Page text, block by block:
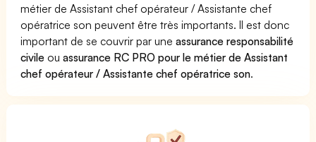
métier de Assistant chef opérateur / Assistante chef
opératrice son peuvent être très importants. Il est donc
important de se couvrir par uneassurance responsabilité
civile ouassurance RC PRO pour le métier de Assistant
chef opérateur / Assistante chef opératrice son.